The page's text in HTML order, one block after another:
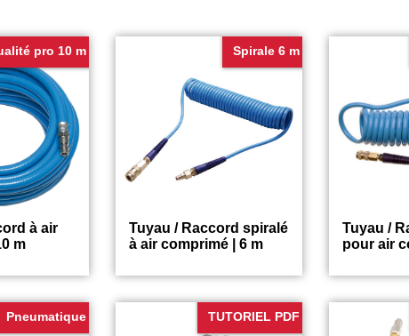
pro 10 m
à air
m
€ 19.75
Spirale 6 m
Tuyau / Raccord spiralé
à air comprimé | 6 m
€ 23.75
Tuyau /
pour air
Pneumatique TUTORIEL PDF